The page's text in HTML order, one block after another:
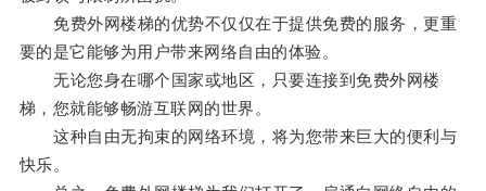
免费外网楼梯的优势不仅仅在于提供免费的服务，更重
要的是它能够为用户带来网络自由的体验。
无论您身在哪个国家或地区，只要连接到免费外网楼
梯，您就能够畅游互联网的世界。
这种自由无拘束的网络环境，将为您带来巨大的便利与
快乐。